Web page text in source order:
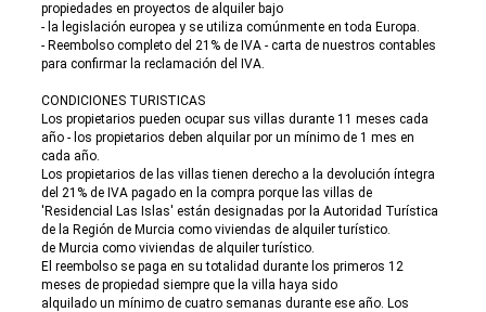
propiedades en proyectos de alquiler bajo
- la legislación europea y se utiliza comúnmente en toda Europa.
- Reembolso completo del 21% de IVA - carta de nuestros contables
para confirmar la reclamación del IVA.
CONDICIONES TURISTICAS
Los propietarios pueden ocupar sus villas durante 11 meses cada
año - los propietarios deben alquilar por un mínimo de 1 mes en
cada año.
Los propietarios de las villas tienen derecho a la devolución íntegra
del 21% de IVA pagado en la compra porque las villas de
'Residencial Las Islas' están designadas por la Autoridad Turística
de la Región de Murcia como viviendas de alquiler turístico.
de Murcia como viviendas de alquiler turístico.
El reembolso se paga en su totalidad durante los primeros 12
meses de propiedad siempre que la villa haya sido
alquilado un mínimo de cuatro semanas durante ese año. Los